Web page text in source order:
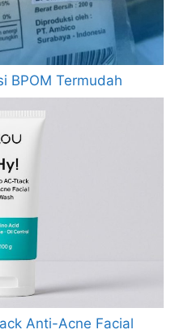
BPOM Termudah
Anti-Acne Facial